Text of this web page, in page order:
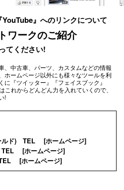
』へのリンクについて
ワークのご紹介
てください!
、中古車、パーツ、カスタムなどの情報
ホームページ以外にも様々なツールを利
『ツイッター』『フェイスブック』
これからどんどん力を入れていくので、
!
ルド) TEL [ホームページ]
) TEL [ホームページ]
TEL [ホームページ]